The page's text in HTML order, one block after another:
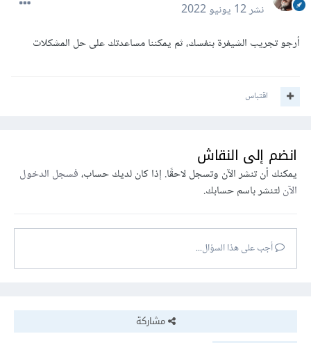
نشر12 يونيو 2022
أرجو تجريب الشيفرة بنفسك، ثم يمكننا مساعدتك على حل المشكلات
اقتباس
انضم إلى النقاش
يمكنك أن تنشر الآن وتسجل لاحقًا. إذا كان لديك حساب،فسجل الدخول
الآنلتنشر باسم حسابك.
أجب على هذا السؤال...
مشاركة